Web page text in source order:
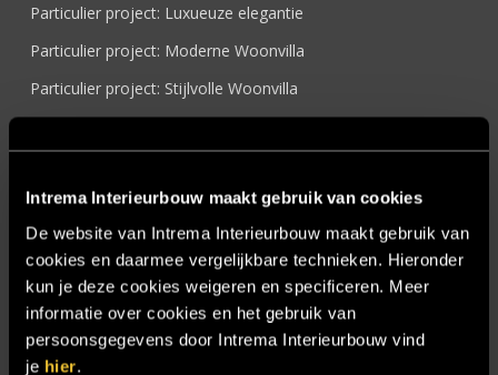
Intrema Interieurbouw maakt gebruik van cookies
De website van Intrema Interieurbouw maakt gebruik van
cookies en daarmee vergelijkbare technieken. Hieronder
kun je deze cookies weigeren en specificeren. Meer
informatie over cookies en het gebruik van
persoonsgegevens door Intrema Interieurbouw vind
je hier.
Particulier project: Luxueuze elegantie
Particulier project: Moderne Woonvilla
Particulier project: Stijlvolle Woonvilla
Referenties
Samenwerken
Sensire
Showroom
SIDN